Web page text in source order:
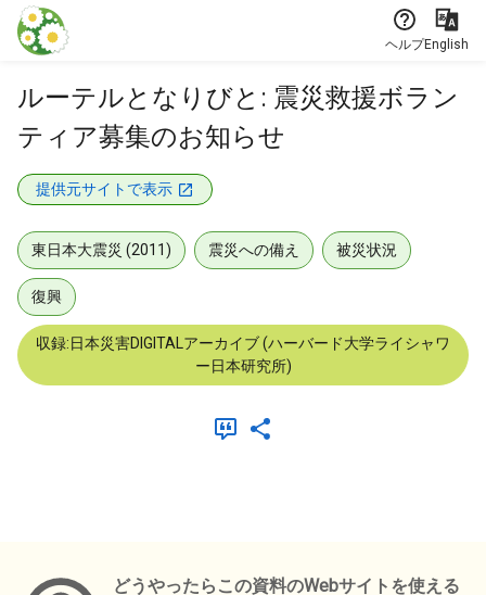
本文に飛ぶ
ヘルプEnglish
ルーテルとなりびと: 震災救援ボラン
ティア募集のお知らせ
提供元サイトで表示
東日本大震災 (2011) 震災への備え 被災状況
復興
収録:日本災害DIGITALアーカイブ (ハーバード大学ライシャワ
ー日本研究所)
どうやったらこの資料のWebサイトを使える